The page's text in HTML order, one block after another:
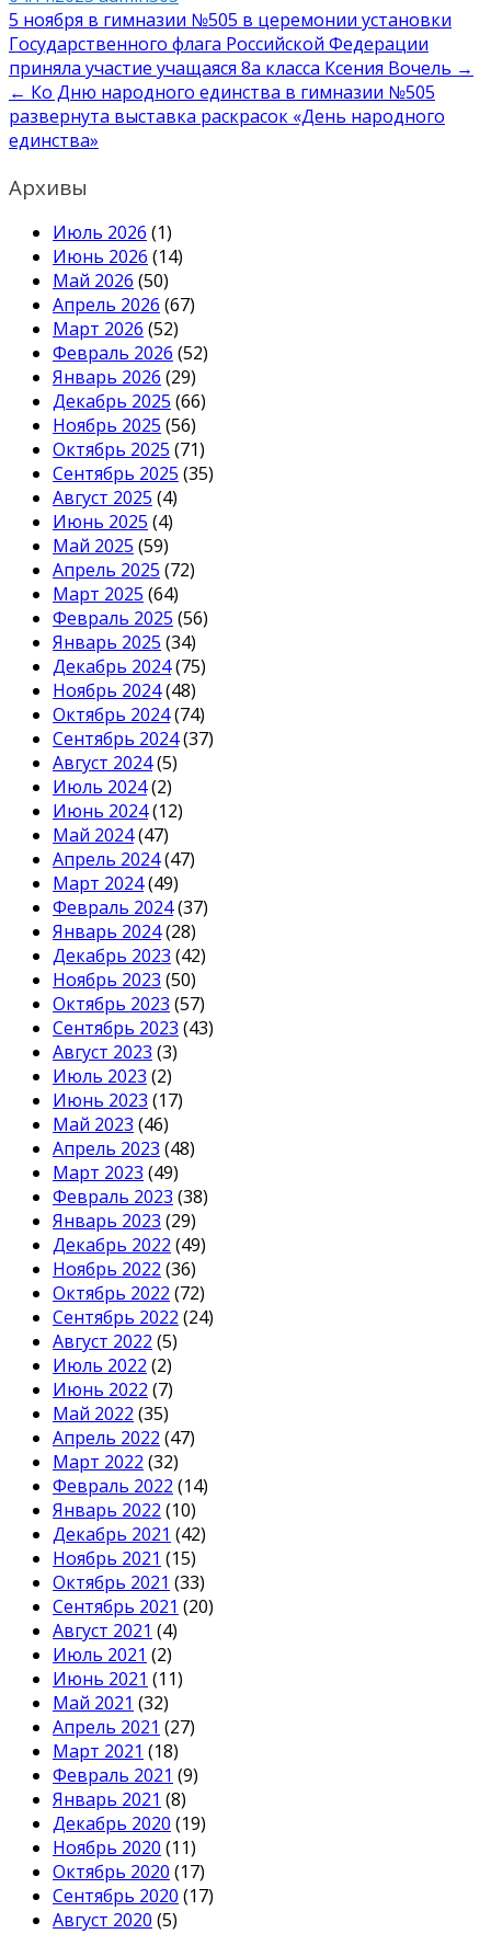
Навигация
по
записям
5 ноября в гимназии №505 в церемонии установки
Государственного флага Российской Федерации
приняла участие учащаяся 8а класса Ксения Вочель →
← Ко Дню народного единства в гимназии №505
развернута выставка раскрасок «День народного
единства»
Архивы
Июль 2026 (1)
Июнь 2026 (14)
Май 2026 (50)
Апрель 2026 (67)
Март 2026 (52)
Февраль 2026 (52)
Январь 2026 (29)
Декабрь 2025 (66)
Ноябрь 2025 (56)
Октябрь 2025 (71)
Сентябрь 2025 (35)
Август 2025 (4)
Июнь 2025 (4)
Май 2025 (59)
Апрель 2025 (72)
Март 2025 (64)
Февраль 2025 (56)
Январь 2025 (34)
Декабрь 2024(75)
Ноябрь 2024(48)
Октябрь 2024(74)
Сентябрь 2024(37)
Август 2024(5)
Июль 2024(2)
Июнь 2024(12)
Май 2024(47)
Апрель 2024(47)
Март 2024(49)
Февраль 2024(37)
Январь 2024(28)
Декабрь 2023 (42)
Ноябрь 2023 (50)
Октябрь 2023 (57)
Сентябрь 2023 (43)
Август 2023 (3)
Июль 2023 (2)
Июнь 2023 (17)
Май 2023 (46)
Апрель 2023 (48)
Март 2023 (49)
Февраль 2023 (38)
Январь 2023 (29)
Декабрь 2022 (49)
Ноябрь 2022 (36)
Октябрь 2022 (72)
Сентябрь 2022 (24)
Август 2022 (5)
Июль 2022 (2)
Июнь 2022 (7)
Май 2022 (35)
Апрель 2022 (47)
Март 2022 (32)
Февраль 2022 (14)
Январь 2022 (10)
Декабрь 2021 (42)
Ноябрь 2021 (15)
Октябрь 2021 (33)
Сентябрь 2021 (20)
Август 2021 (4)
Июль 2021 (2)
Июнь 2021 (11)
Май 2021 (32)
Апрель 2021 (27)
Март 2021 (18)
Февраль 2021 (9)
Январь 2021 (8)
Декабрь 2020 (19)
Ноябрь 2020 (11)
Октябрь 2020 (17)
Сентябрь 2020 (17)
Август 2020 (5)